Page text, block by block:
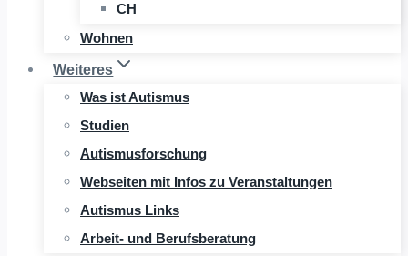
CH
Wohnen
Weiteres
Was ist Autismus
Studien
Autismusforschung
Webseiten mit Infos zu Veranstaltungen
Autismus Links
Arbeit- und Berufsberatung